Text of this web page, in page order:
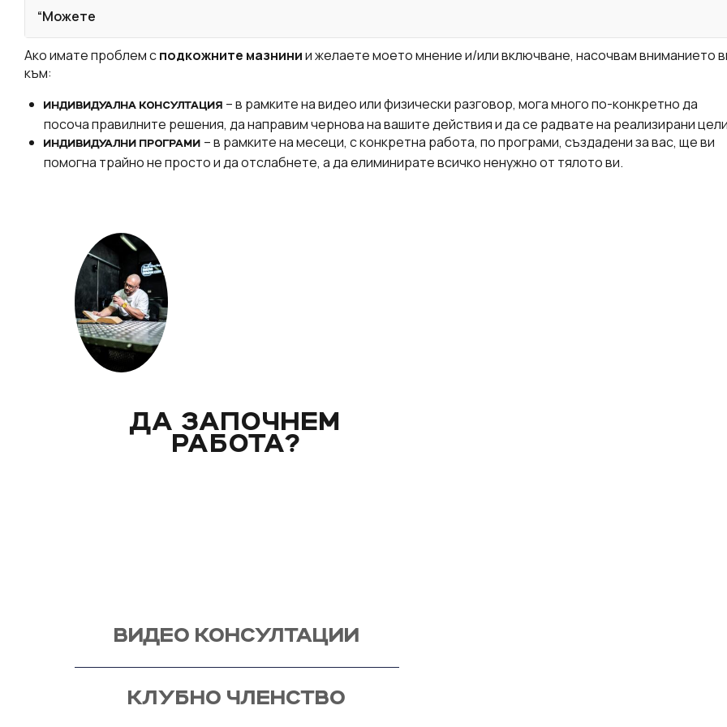
“Можете
Ако имате проблем сподкожните мазнинии желаете моето мнение и/или включване, насочвам вниманието
към:
ИНДИВИДУАЛНА КОНСУЛТАЦИЯ – в рамките на видео или физически разговор, мога много по-конкретно да
посоча правилните решения, да направим чернова на вашите действия и да се радвате на реализирани
ИНДИВИДУАЛНИ ПРОГРАМИ – в рамките на месеци, с конкретна работа, по програми, създадени за вас, ще ви
помогна трайно не просто и да отслабнете, а да елиминирате всичко ненужно от тялото ви.
ДА ЗАПОЧНЕМ
РАБОТА?
ВИДЕО КОНСУЛТАЦИИ
КЛУБНО ЧЛЕНСТВО